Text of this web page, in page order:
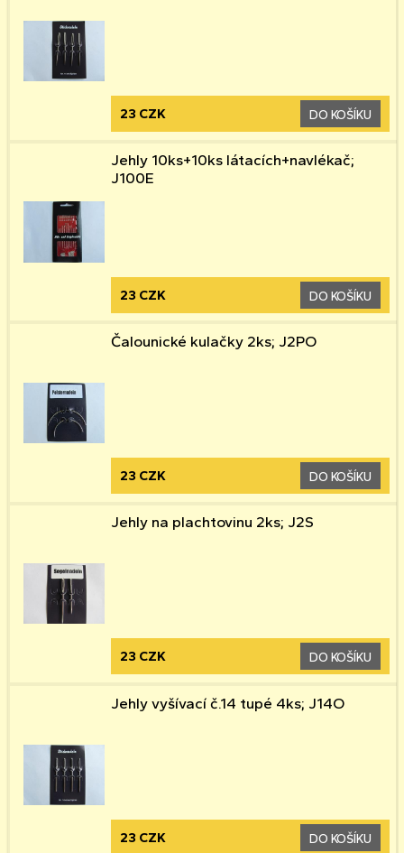
23 CZK DO KOŠÍKU
Jehly 10ks+10ks látacích+navlékač;
J100E
23 CZK DO KOŠÍKU
Čalounické kulačky 2ks; J2PO
23 CZK DO KOŠÍKU
Jehly na plachtovinu 2ks; J2S
23 CZK DO KOŠÍKU
Jehly vyšívací č.14 tupé 4ks; J14O
23 CZK DO KOŠÍKU